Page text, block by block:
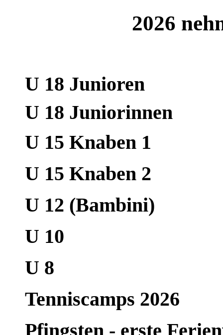
2026
U 18 Junioren
U 18 Juniorinnen
U 15 Knaben 1
U 15 Knaben 2
U 12 (Bambini)
U 10
U 8
Tenniscamps 2026
Pfingsten - erste